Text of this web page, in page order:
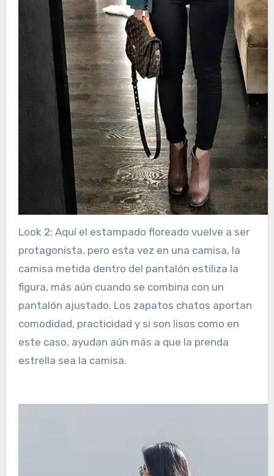
Look 2: Aquí el estampado floreado vuelve a ser
protagonista, pero esta vez en una camisa, la
camisa metida dentro del pantalón estiliza la
figura, más aún cuando se combina con un
pantalón ajustado. Los zapatos chatos aportan
comodidad, practicidad y si son lisos como en
este caso, ayudan aún más a que la prenda
estrella sea la camisa.